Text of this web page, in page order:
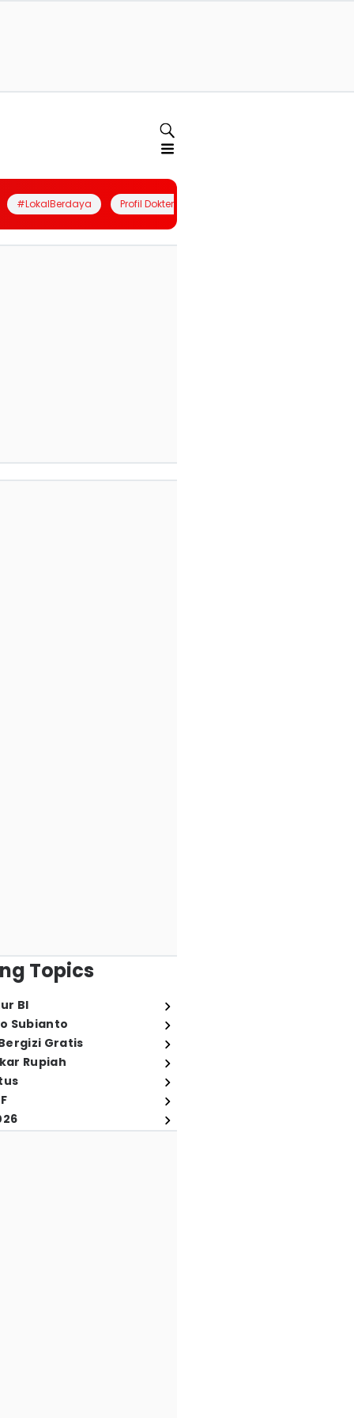
#LokalBerdaya Profil Dokter
Topics
BI
Subianto
Gratis
Rupiah